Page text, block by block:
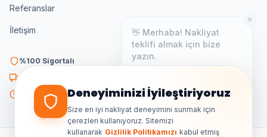
Referanslar
İletişim
%100 Sigortalı
K3 Belgeli
7/24 Destek
Deneyiminizi İyileştiriyoruz
Size en iyi nakliyat deneyimini sunmak için
çerezleri kullanıyoruz. Sitemizi
kullanarak Gizlilik Politikamızı kabul etmiş
✕
👋 Merhaba! Nakliyat
teklifi almak için bize
yazın.
Genellikle birkaç dakika içinde